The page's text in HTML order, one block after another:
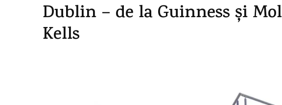
Dublin – de la Guinness și
Kells